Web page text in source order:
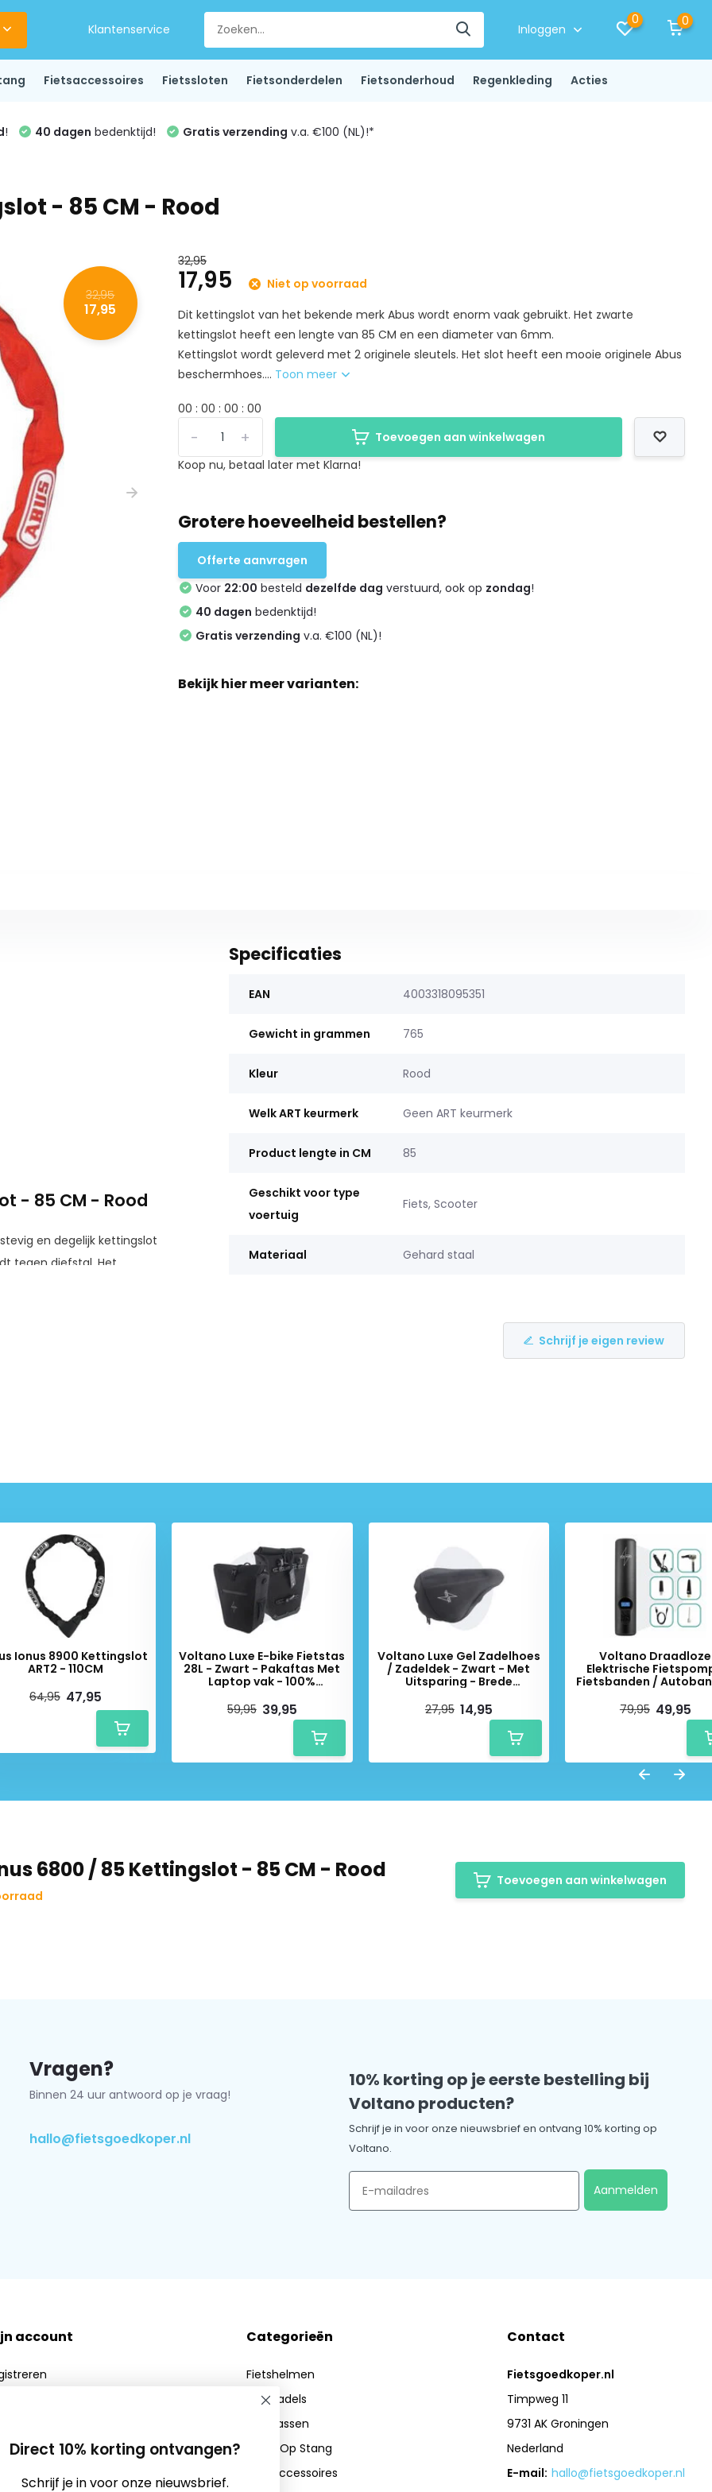
Klantenservice Inloggen
0 0
Fietsaccessoires Fietssloten Fietsonderdelen Fietsonderhoud Regenkleding Acties
! 40 dagen bedenktijd! Gratis verzending v.a. €100 (NL)!*
- 85 CM - Rood
32,95
17,95
32,95
17,95
Niet op voorraad
Dit kettingslot van het bekende merk Abus wordt enorm vaak gebruikt. Het zwarte
kettingslot heeft een lengte van 85 CM en een diameter van 6mm.
Kettingslot wordt geleverd met 2 originele sleutels. Het slot heeft een mooie originele Abus
beschermhoes.... Toon meer
00 : 00 : 00 : 00
+
-
Toevoegen aan winkelwagen
Koop nu, betaal later met Klarna!
Grotere hoeveelheid bestellen?
Offerte aanvragen
Voor 22:00 besteld dezelfde dag verstuurd, ook op zondag!
40 dagen bedenktijd!
Gratis verzending v.a. €100 (NL)!
Bekijk hier meer varianten:
- 85 CM - Rood
en degelijk kettingslot
tegen diefstal. Het
een fiets middels het
aanzienlijk.
wat doorknippen van het
beschermhoes, wat de
Specificaties
EAN 4003318095351
Gewicht in grammen 765
Kleur Rood
Welk ART keurmerk Geen ART keurmerk
Product lengte in CM 85
Geschikt voor type
voertuig
Fiets, Scooter
Materiaal Gehard staal
Schrijf je eigen review
Ionus 8900 Kettingslot
ART2 - 110CM
64,95 47,95
Voltano Luxe E-bike Fietstas
28L - Zwart - Pakaftas Met
Laptop vak - 100%
59,95 39,95
Voltano Luxe Gel Zadelhoes
/ Zadeldek - Zwart - Met
Uitsparing - Brede
27,95 14,95
Voltano Draadloze
Elektrische
Fietsbanden /
Luchtcompressor
79,95 49,95
6800 / 85 Kettingslot - 85 CM - Rood Toevoegen aan winkelwagen
Vragen?
Binnen 24 uur antwoord op je vraag!
hallo@fietsgoedkoper.nl
10% korting op je eerste bestelling bij
Voltano producten?
Schrijf je in voor onze nieuwsbrief en ontvang 10% korting op
Voltano.
Email
Aanmelden
account Categorieën
Fietshelmen
Fietszadels
Fietstassen
Zadel Op Stang
Fietsaccessoires
Contact
Fietsgoedkoper.nl
Timpweg 11
9731 AK Groningen
Nederland
E-mail: hallo@fietsgoedkoper.nl
Direct 10% korting ontvangen?
Schrijf je in voor onze nieuwsbrief.